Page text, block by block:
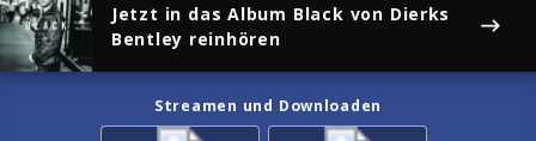
Jetzt in das Album Black von Dierks
Bentley reinhören
Streamen und Downloaden